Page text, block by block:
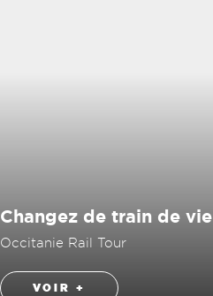
Changez de train de vie
Occitanie Rail Tour
VOIR +